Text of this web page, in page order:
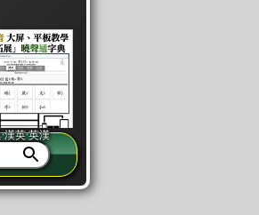
筆畫」。
解釋，不
漢英·英漢